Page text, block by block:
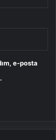
e-posta